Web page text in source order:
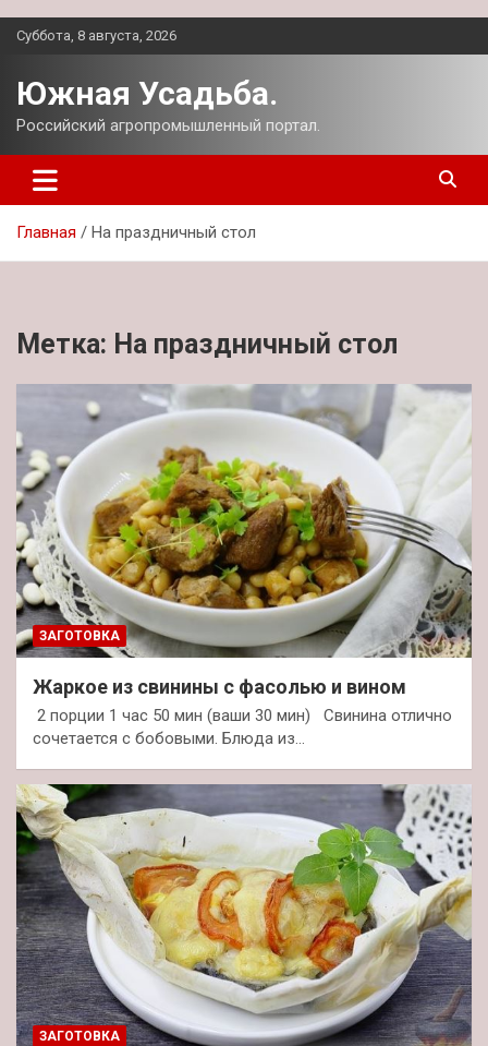
Перейти
Суббота, 8 августа, 2026
Южная Усадьба.
Российский агропромышленный портал.
Главная На праздничный стол
Метка: На праздничный стол
ЗАГОТОВКА
Жаркое из свинины с фасолью и вином
2 порции 1 час 50 мин (ваши 30 мин) Свинина отлично
сочетается с бобовыми. Блюда из…
ЗАГОТОВКА